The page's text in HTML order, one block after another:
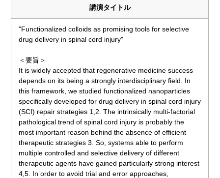
講演タイトル
"Functionalized colloids as promising tools for selective
drug delivery in spinal cord injury"
＜要旨＞
It is widely accepted that regenerative medicine success
depends on its being a strongly interdisciplinary field. In
this framework, we studied functionalized nanoparticles
specifically developed for drug delivery in spinal cord injury
(SCI) repair strategies 1,2. The intrinsically multi-factorial
pathological trend of spinal cord injury is probably the
most important reason behind the absence of efficient
therapeutic strategies 3. So, systems able to perform
multiple controlled and selective delivery of different
therapeutic agents have gained particularly strong interest
4,5. In order to avoid trial and error approaches,